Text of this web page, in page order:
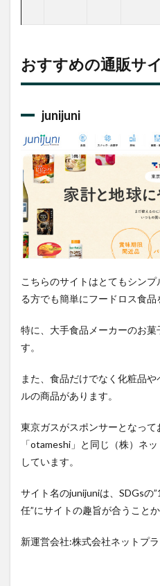
おすすめの通販サ
junijuni
こちらのサイトはとてもシン
る方でも簡単にフードロス食品
特に、大手食品メーカーのお
す。
また、食品だけでなく化粧品
ルの商品があります。
東京ガスがスポンサーとなって
「otameshi」と同じ（株）ネ
しています。
サイト名のjunijuniは、SDGsの
任”にサイトの趣旨が合うこと
新運営会社:株式会社ネットプ